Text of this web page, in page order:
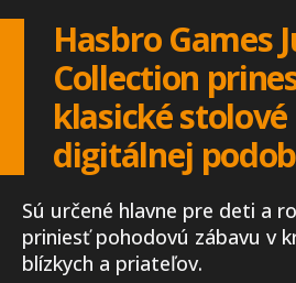
Hasbro Games
Collection
klasické
digitálnej
Sú určené hlavne pre deti a
priniesť pohodovú zábavu v
blízkych a priateľov.